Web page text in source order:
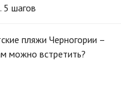
5 шагов
пляжи Черногории –
можно встретить?